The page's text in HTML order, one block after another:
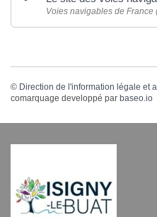
Voies navigables de France
© Direction de l'information légale et
comarquage developpé par baseo.io